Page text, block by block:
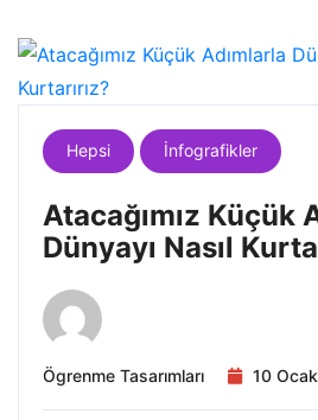
Hepsi İnfografikler
Atacağımız Küçük
Dünyayı Nasıl
Ögrenme Tasarımları 10